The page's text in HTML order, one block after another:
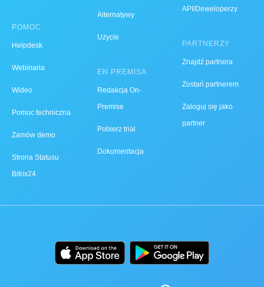
POMOC
Helpdesk
Webinaria
Wideo
Pomoc techniczna
Zamów demo
Strona Statusu
Bitrix24
Alternatywy
Użycie
EN PREMISA
Redakcja On-
Premise
Pobierz trial
Dokumentacja
API/Deweloperzy
PARTNERZY
Znajdź partnera
Zostań partnerem
Zaloguj się jako
partner